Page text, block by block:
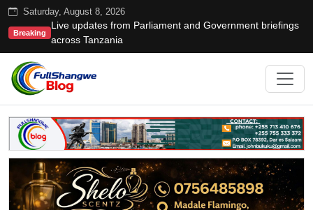
Saturday, August 8, 2026
Breaking
Live updates from Parliament and Government briefings
across Tanzania